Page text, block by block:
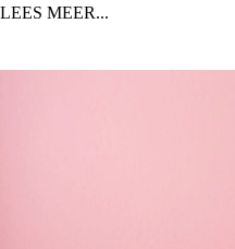
LEES MEER...